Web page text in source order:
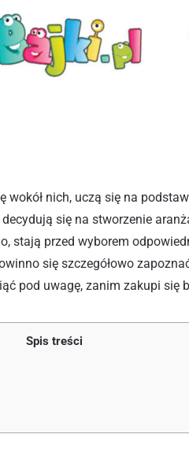
wokół nich, uczą się na
się na stworzenie
stają przed wyborem
się szczegółowo
pod uwagę, zanim zakupi się
Spis treści